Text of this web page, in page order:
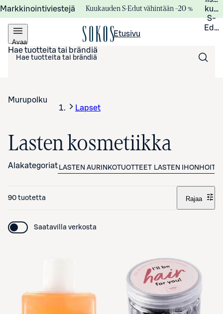
Markkinointiviestejä Kuukauden S-Edut vähintään –20 %
S-
Avaa
valikko
Etusivu
Hae tuotteita tai brändiä
Murupolku
Lapset
Lasten kosmetiikka
Alakategoriat LASTEN AURINKOTUOTTEET LASTEN IHONHOITO
90 tuotetta Rajaa
Saatavilla verkosta